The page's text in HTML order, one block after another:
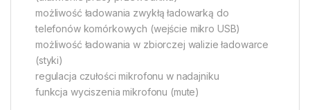
możliwość ładowania zwykłą ładowarką do
telefonów komórkowych (wejście mikro USB)
możliwość ładowania w zbiorczej walizie ładowarce
(styki)
regulacja czułości mikrofonu w nadajniku
funkcja wyciszenia mikrofonu (mute)